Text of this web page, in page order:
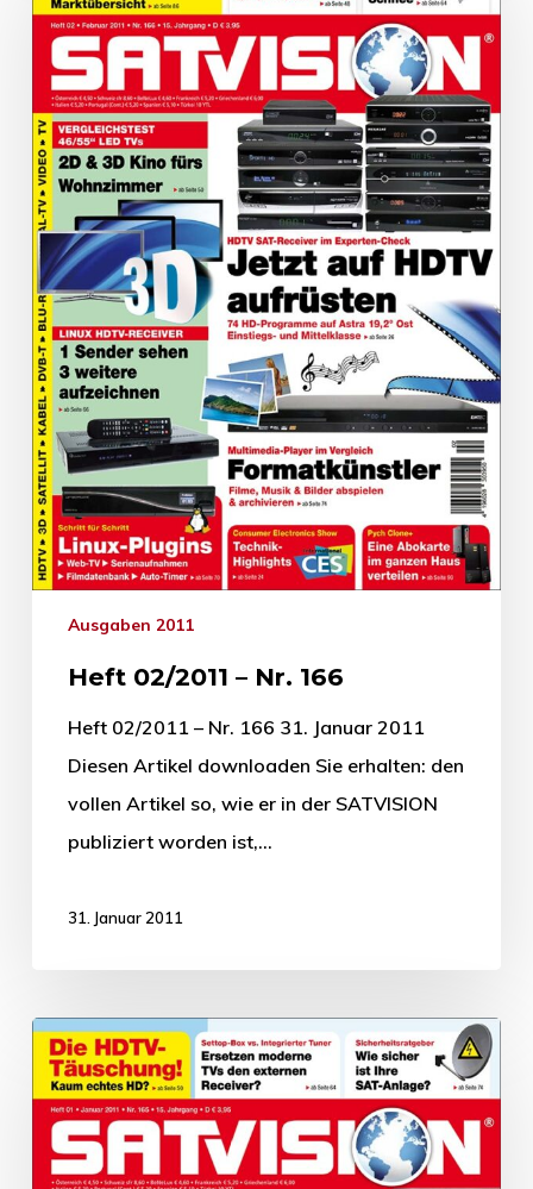
Ausgaben 2011
Heft 02/2011 – Nr. 166
Heft 02/2011 – Nr. 166 31. Januar 2011
Diesen Artikel downloaden Sie erhalten: den
vollen Artikel so, wie er in der SATVISION
publiziert worden ist,…
31. Januar 2011